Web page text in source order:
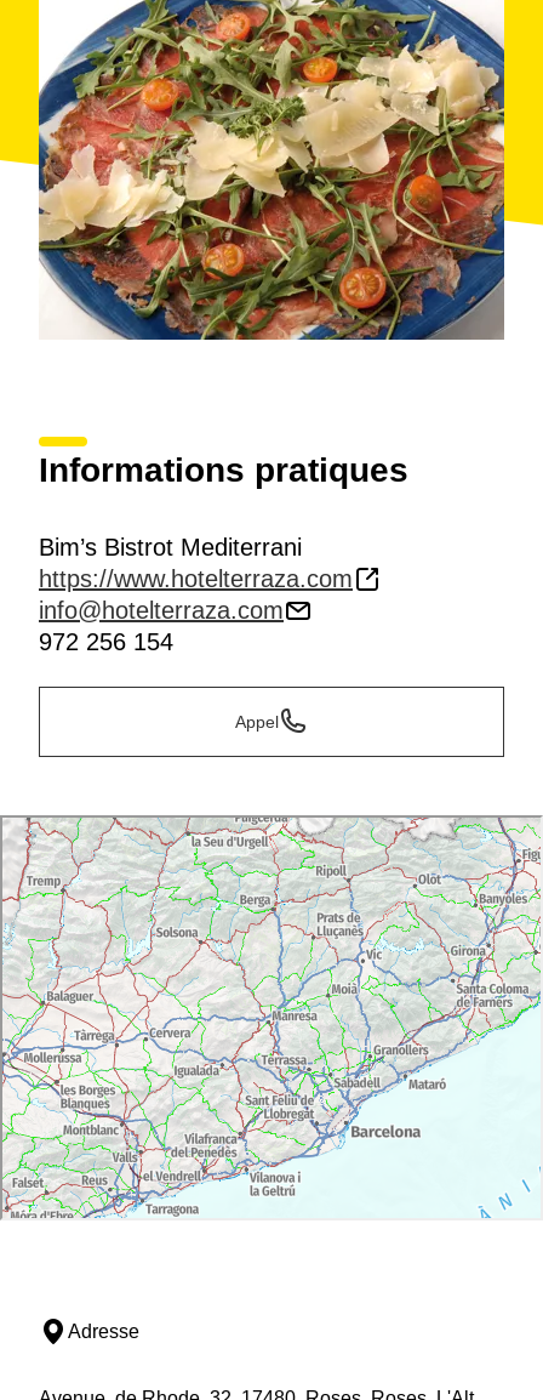
Informations pratiques
Bim’s Bistrot Mediterrani
https://www.hotelterraza.com
info@hotelterraza.com
972 256 154
Appel
Adresse